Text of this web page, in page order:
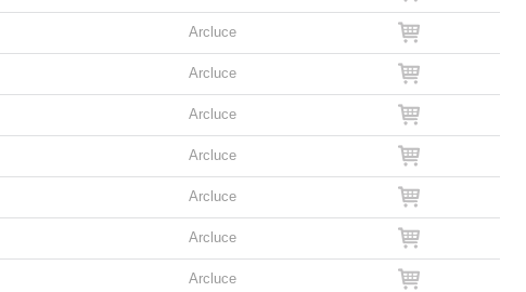
Arcluce
Arcluce
Arcluce
Arcluce
Arcluce
Arcluce
Arcluce